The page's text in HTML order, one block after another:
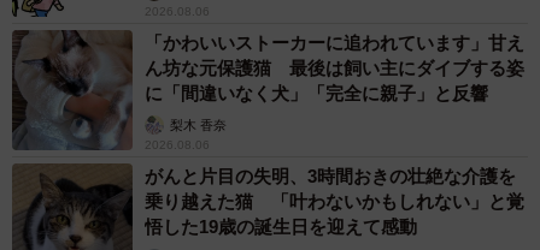
2026.08.06
「かわいいストーカーに追われています」甘え
ん坊な元保護猫 最後は飼い主にダイブする姿
に「間違いなく犬」「完全に親子」と反響
梨木 香奈
2026.08.06
がんと片目の失明、3時間おきの壮絶な介護を
乗り越えた猫 「叶わないかもしれない」と覚
悟した19歳の誕生日を迎えて感動